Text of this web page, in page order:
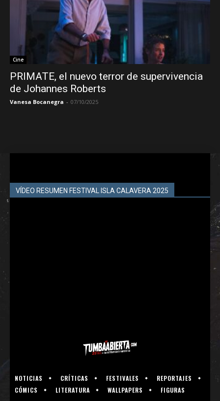
Cine
PRIMATE, el nuevo terror de supervivencia
de Johannes Roberts
Vanesa Bocanegra - 07/10/2025
VÍDEO RESUMEN FESTIVAL ISLA CALAVERA 2025
NOTICIAS CRÍTICAS FESTIVALES
REPORTAJES
CÓMICS
LITERATURA WALLPAPERS FIGURAS